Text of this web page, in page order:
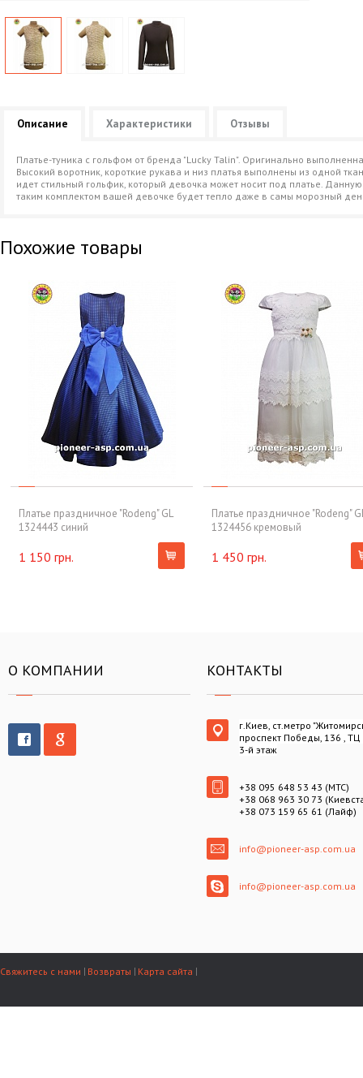
Описание Характеристики Отзывы
Платье-туника с гольфом от бренда "Lucky Talin". Оригинально
Высокий воротник, короткие рукава и низ платья выполнены из одной
идет стильный гольфик, который девочка может носит под платье.
таким комплектом вашей девочке будет тепло даже в самы морозный
Похожие товары
Платье праздничное "Rodeng" GL
1324443 синий
1 150 грн.
Платье праздничное "Rodeng"
1324456 кремовый
1 450 грн.
О КОМПАНИИ КОНТАКТЫ
г.Киев, ст.метро
проспект Победы, 136 , ТЦ
3-й этаж
+38 095 648 53 43 (МТС)
+38 068 963 30 73
+38 073 159 65 61 (Лайф)
info@pioneer-asp.com.ua
info@pioneer-asp.com.ua
Свяжитесь с нами Возвраты Карта сайта